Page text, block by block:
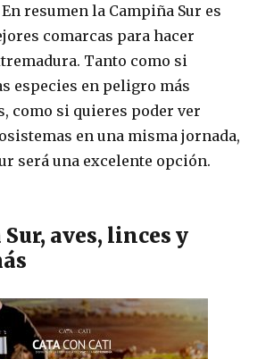
resumen la Campiña Sur es
comarcas para hacer
Tanto como si
especies en peligro más
como si quieres poder ver
en una misma jornada,
será una excelente opción.
aves, linces y